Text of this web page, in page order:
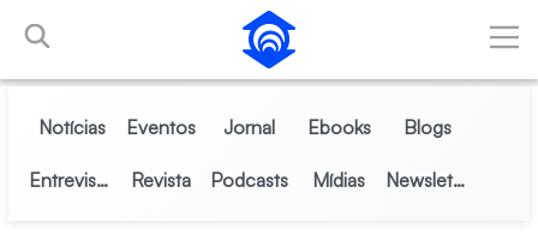
Pular para o Conteúdo principal
Notícias Eventos Jornal Ebooks Blogs
Entrevistas Revista Podcasts Mídias Newsletter